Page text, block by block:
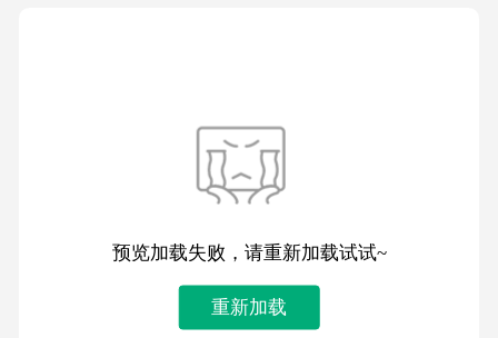
预览加载失败，请重新加载试试~
重新加载